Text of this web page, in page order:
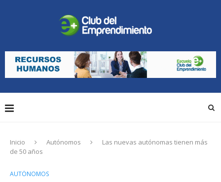
Inicio Autónomos
Las nuevas autónomas tienen más
de 50 años
AUTÓNOMOS